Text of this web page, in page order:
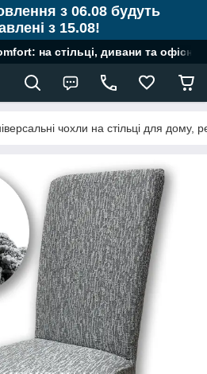
з 06.08 будуть
з 15.08!
на стільці, дивани та офісні
чохли на стільці для дому,